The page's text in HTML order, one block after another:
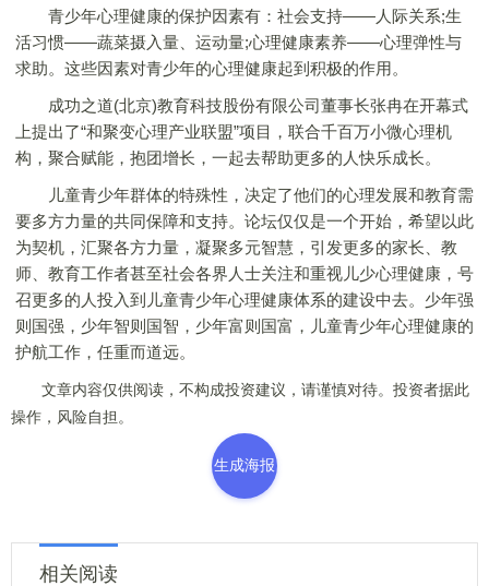
青少年心理健康的保护因素有：社会支持——人际关系;生
活习惯——蔬菜摄入量、运动量;心理健康素养——心理弹性与
求助。这些因素对青少年的心理健康起到积极的作用。
成功之道(北京)教育科技股份有限公司董事长张冉在开幕式
上提出了“和聚变心理产业联盟”项目，联合千百万小微心理机
构，聚合赋能，抱团增长，一起去帮助更多的人快乐成长。
儿童青少年群体的特殊性，决定了他们的心理发展和教育需
要多方力量的共同保障和支持。论坛仅仅是一个开始，希望以此
为契机，汇聚各方力量，凝聚多元智慧，引发更多的家长、教
师、教育工作者甚至社会各界人士关注和重视儿少心理健康，号
召更多的人投入到儿童青少年心理健康体系的建设中去。少年强
则国强，少年智则国智，少年富则国富，儿童青少年心理健康的
护航工作，任重而道远。
文章内容仅供阅读，不构成投资建议，请谨慎对待。投资者据此
操作，风险自担。
生成海报
相关阅读